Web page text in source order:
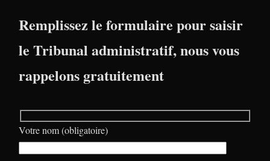
Remplissez le formulaire pour saisir
le Tribunal administratif, nous vous
rappelons gratuitement
Votre nom (obligatoire)